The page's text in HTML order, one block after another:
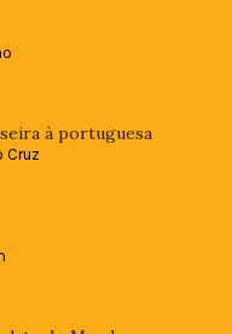
à portuguesa
Cruz